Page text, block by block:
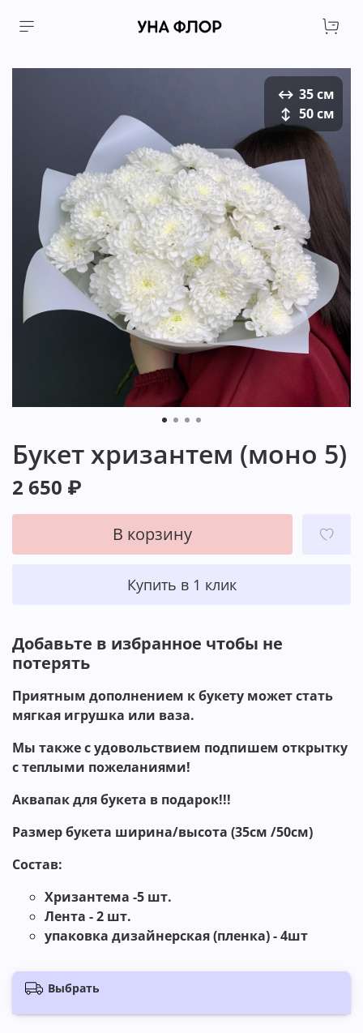
↔
↕
35 см
50 см
Букет хризантем (моно 5)
2 650 ₽
В корзину
Купить в 1 клик
Добавьте в избранное чтобы не
потерять ️
Приятным дополнением к букету может стать
мягкая игрушка или ваза.
Мы также с удовольствием подпишем открытку
с теплыми пожеланиями!
Аквапак для букета в подарок!!!
Размер букета ширина/высота (35см /50см)
Состав:
Хризантема -5 шт.
Лента - 2 шт.
упаковка дизайнерская (пленка) - 4шт
Выбрать